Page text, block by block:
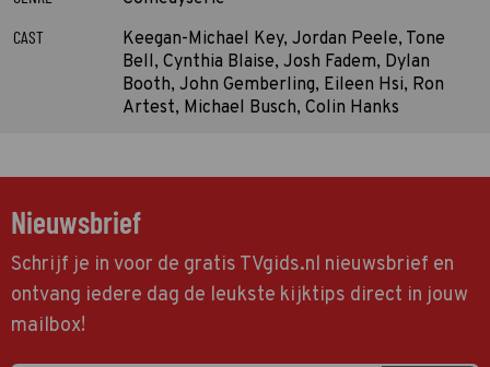
CAST
Keegan-Michael Key, Jordan Peele, Tone
Bell, Cynthia Blaise, Josh Fadem, Dylan
Booth, John Gemberling, Eileen Hsi, Ron
Artest, Michael Busch, Colin Hanks
Nieuwsbrief
Schrijf je in voor de gratis TVgids.nl nieuwsbrief en
ontvang iedere dag de leukste kijktips direct in jouw
mailbox!